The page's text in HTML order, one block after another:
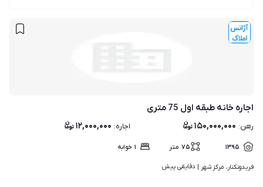
اجاره خانه طبقه اول 75 متری
رهن: ۱۵۰,۰۰۰,۰۰۰ اجاره: ۱۲,۰۰۰,۰۰۰
۱۳۹۵ ۷۵ متر ۱ خوابه
فریدونکنار، مرکز شهر | دقایقی پیش